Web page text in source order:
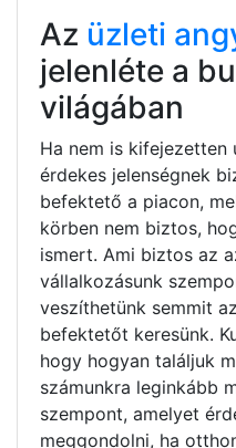
Az üzleti
jelenléte a
világában
Ha nem is kifejezetten
érdekes jelenségnek
befektető a piacon,
körben nem biztos,
ismert. Ami biztos az
vállalkozásunk
veszíthetünk semmit
befektetőt keresünk.
hogy hogyan találjuk
számunkra leginkább
szempont, amelyet
meggondolni, ha